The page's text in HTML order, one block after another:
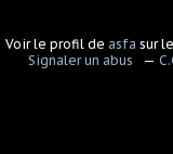
Voir le profil de asfa sur
Signaler un abus